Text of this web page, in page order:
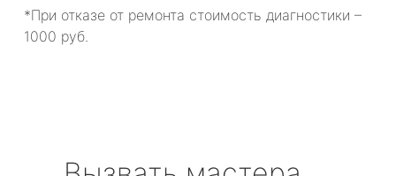
*При отказе от ремонта стоимость диагностики –
1000 руб.